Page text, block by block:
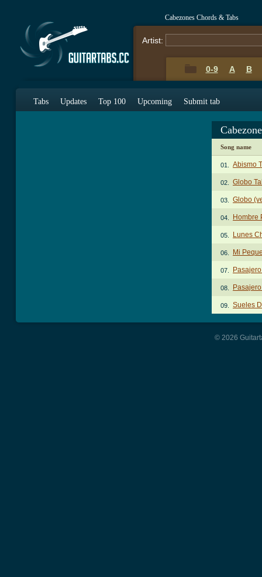
Cabezones Chords & Tabs
Artist:
0-9 A B
Tabs Updates Top 100 Upcoming Submit tab
Song name
01. Abismo
02. Globo
03. Globo
04. Hombre
05. Lunes
06. Mi
07.
08.
09. Sueles
© 2026